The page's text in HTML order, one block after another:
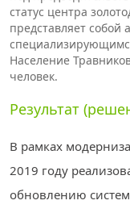
статус центра
представляет
Население
человек.
Результат
В рамках
2019 году
обновлению